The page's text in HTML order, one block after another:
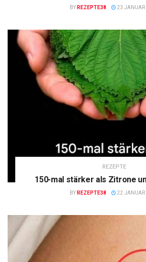
BY REZEPTE38 23
REZEPTE
150-mal stärker als Zitrone
BY REZEPTE38 22